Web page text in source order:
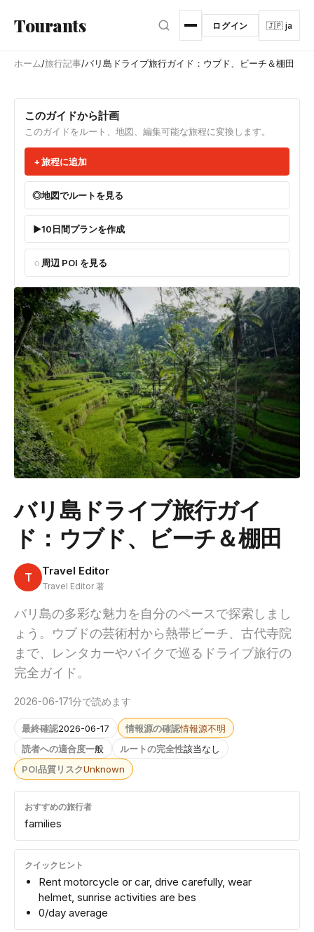
Tourants ログイン 🇯🇵 ja
ホーム/旅行記事/バリ島ドライブ旅行ガイド：ウブド、ビーチ＆棚田
このガイドから計画
このガイドをルート、地図、編集可能な旅程に変換します。
旅程に追加
地図でルートを見る
10日間プランを作成
周辺 POI を見る
バリ島ドライブ旅行ガイ
ド：ウブド、ビーチ＆棚田
T Travel Editor
Travel Editor 著
バリ島の多彩な魅力を自分のペースで探索しまし
ょう。ウブドの芸術村から熱帯ビーチ、古代寺院
まで、レンタカーやバイクで巡るドライブ旅行の
完全ガイド。
2026-06-171分で読めます
最終確認2026-06-17 情報源の確認情報源不明
読者への適合度一般 ルートの完全性該当なし
POI品質リスクUnknown
おすすめの旅行者
families
クイックヒント
Rent motorcycle or car, drive carefully, wear
helmet, sunrise activities are bes
0/day average